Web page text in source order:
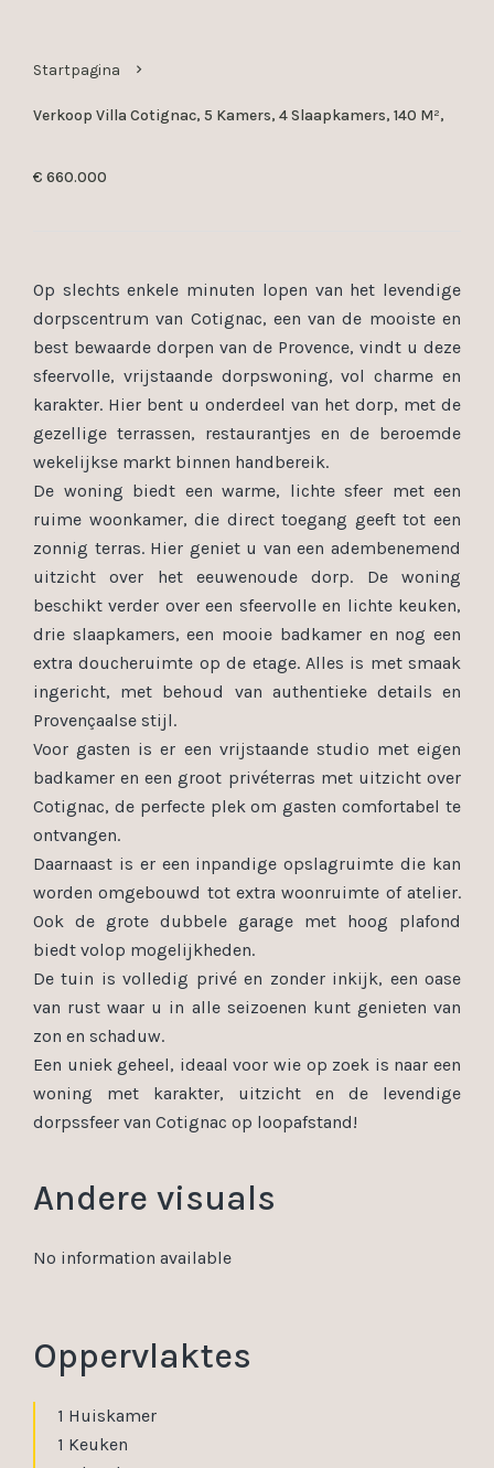
Startpagina
Verkoop Villa Cotignac, 5 Kamers, 4 Slaapkamers, 140 M²,
€ 660.000
Op slechts enkele minuten lopen van het levendige
dorpscentrum van Cotignac, een van de mooiste en
best bewaarde dorpen van de Provence, vindt u deze
sfeervolle, vrijstaande dorpswoning, vol charme en
karakter. Hier bent u onderdeel van het dorp, met de
gezellige terrassen, restaurantjes en de beroemde
wekelijkse markt binnen handbereik.
De woning biedt een warme, lichte sfeer met een
ruime woonkamer, die direct toegang geeft tot een
zonnig terras. Hier geniet u van een adembenemend
uitzicht over het eeuwenoude dorp. De woning
beschikt verder over een sfeervolle en lichte keuken,
drie slaapkamers, een mooie badkamer en nog een
extra doucheruimte op de etage. Alles is met smaak
ingericht, met behoud van authentieke details en
Provençaalse stijl.
Voor gasten is er een vrijstaande studio met eigen
badkamer en een groot privéterras met uitzicht over
Cotignac, de perfecte plek om gasten comfortabel te
ontvangen.
Daarnaast is er een inpandige opslagruimte die kan
worden omgebouwd tot extra woonruimte of atelier.
Ook de grote dubbele garage met hoog plafond
biedt volop mogelijkheden.
De tuin is volledig privé en zonder inkijk, een oase
van rust waar u in alle seizoenen kunt genieten van
zon en schaduw.
Een uniek geheel, ideaal voor wie op zoek is naar een
woning met karakter, uitzicht en de levendige
dorpssfeer van Cotignac op loopafstand!
Andere visuals
No information available
Oppervlaktes
1 Huiskamer
1 Keuken